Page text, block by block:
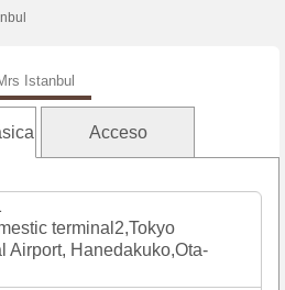
Istanbul
Acceso
terminal2,Tokyo
Airport, Hanedakuko,Ota-